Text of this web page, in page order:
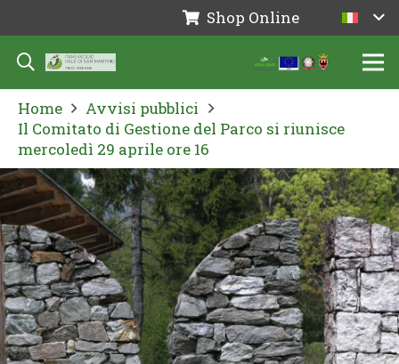
Shop Online
Home
Avvisi pubblici
Il Comitato di Gestione del Parco si riunisce
mercoledì 29 aprile ore 16